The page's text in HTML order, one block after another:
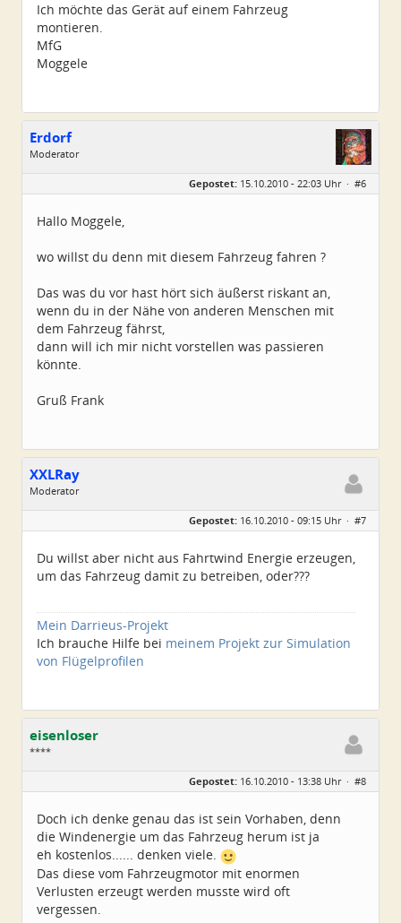
Ich möchte das Gerät auf einem Fahrzeug
montieren.
MfG
Moggele
Erdorf
Moderator
Beiträge:
3538
Gepostet: 15.10.2010 - 22:03 Uhr · #6
Hallo Moggele,
wo willst du denn mit diesem Fahrzeug fahren ?
Das was du vor hast hört sich äußerst riskant an,
wenn du in der Nähe von anderen Menschen mit
dem Fahrzeug fährst,
dann will ich mir nicht vorstellen was passieren
könnte.
Gruß Frank
XXLRay
Moderator
Geschlecht:
keine Angabe
Süd-Niedersachsen
Homepage:
xxlray.bplaced.net
Dabei seit:
11 / 2007
Gepostet: 16.10.2010 - 09:15 Uhr · #7
Du willst aber nicht aus Fahrtwind Energie erzeugen,
um das Fahrzeug damit zu betreiben, oder???
Mein Darrieus-Projekt
Ich brauche Hilfe bei meinem Projekt zur Simulation
von Flügelprofilen
eisenloser
****
Beiträge:
118
Gepostet: 16.10.2010 - 13:38 Uhr · #8
Doch ich denke genau das ist sein Vorhaben, denn
die Windenergie um das Fahrzeug herum ist ja
eh kostenlos...... denken viele.
Das diese vom Fahrzeugmotor mit enormen
Verlusten erzeugt werden musste wird oft
vergessen.